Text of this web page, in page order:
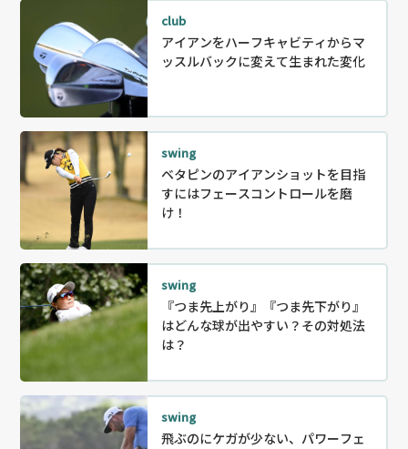
club
アイアンをハーフキャビティからマ
ッスルバックに変えて生まれた変化
swing
ベタピンのアイアンショットを目指
すにはフェースコントロールを磨
け！
swing
『つま先上がり』『つま先下がり』
はどんな球が出やすい？その対処法
は？
swing
飛ぶのにケガが少ない、パワーフェ